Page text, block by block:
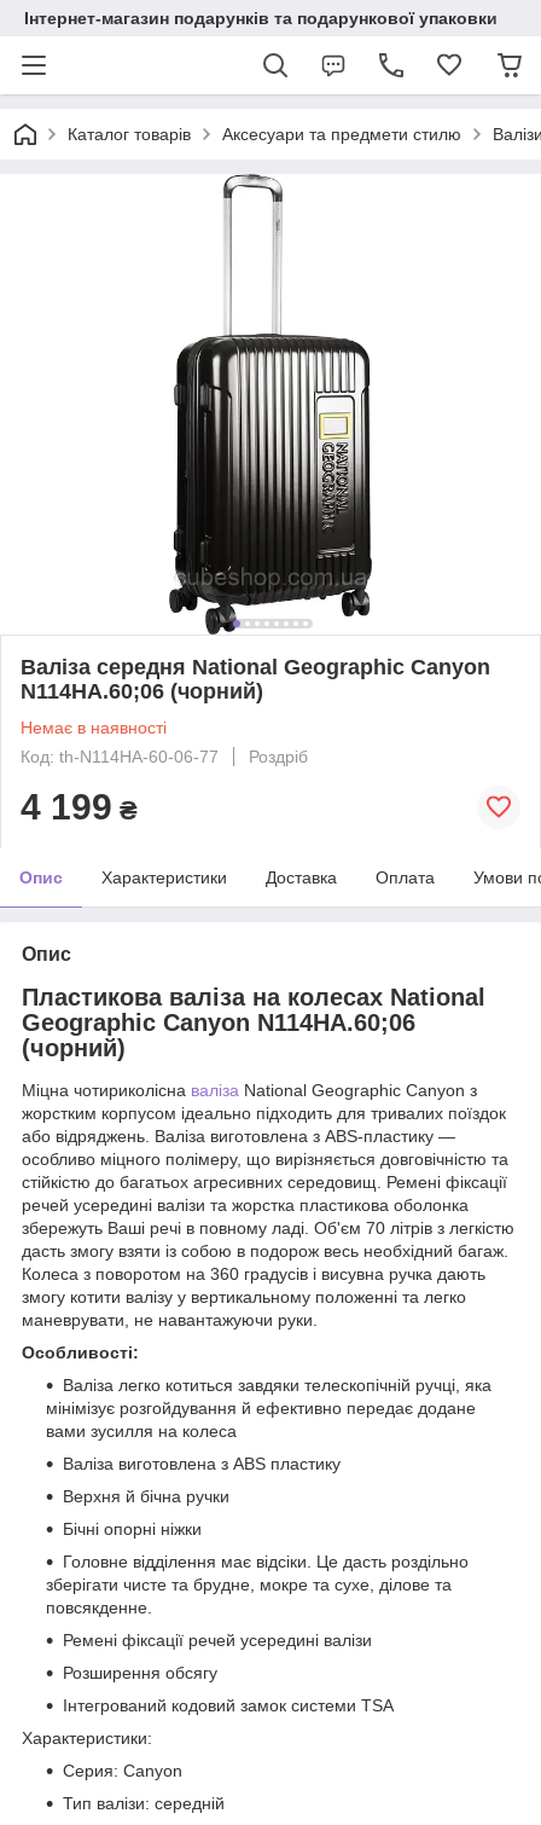
Інтернет-магазин подарунків та подарункової упаковки
Каталог товарів Аксесуари та предмети стилю
Валіза середня National Geographic Canyon
N114HA.60;06 (чорний)
Немає в наявності
Код: th-N114HA-60-06-77
Роздріб
4 199 ₴
Опис Характеристики Доставка Оплата Умови
Опис
Пластикова валіза на колесах National
Geographic Canyon N114HA.60;06
(чорний)
Міцна чотириколісна валіза National Geographic Canyon з
жорстким корпусом ідеально підходить для тривалих поїздок
або відряджень. Валіза виготовлена з ABS-пластику —
особливо міцного полімеру, що вирізняється довговічністю та
стійкістю до багатьох агресивних середовищ. Ремені фіксації
речей усередині валізи та жорстка пластикова оболонка
збережуть Ваші речі в повному ладі. Об'єм 70 літрів з легкістю
дасть змогу взяти із собою в подорож весь необхідний багаж.
Колеса з поворотом на 360 градусів і висувна ручка дають
змогу котити валізу у вертикальному положенні та легко
маневрувати, не навантажуючи руки.
Особливості:
Валіза легко котиться завдяки телескопічній ручці, яка
мінімізує розгойдування й ефективно передає додане
вами зусилля на колеса
Валіза виготовлена з ABS пластику
Верхня й бічна ручки
Бічні опорні ніжки
Головне відділення має відсіки. Це дасть роздільно
зберігати чисте та брудне, мокре та сухе, ділове та
повсякденне.
Ремені фіксації речей усередині валізи
Розширення обсягу
Інтегрований кодовий замок системи TSA
Характеристики:
Серия: Canyon
Тип валізи: середній